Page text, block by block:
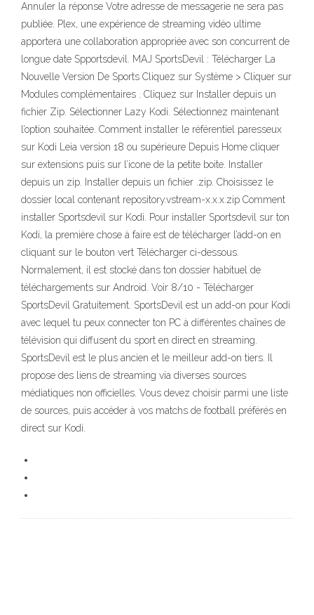
Annuler la réponse Votre adresse de messagerie ne sera pas
publiée. Plex, une expérience de streaming vidéo ultime
apportera une collaboration appropriée avec son concurrent de
longue date Spportsdevil. MAJ SportsDevil : Télécharger La
Nouvelle Version De Sports Cliquez sur Système > Cliquer sur
Modules complémentaires . Cliquez sur Installer depuis un
fichier Zip. Sélectionner Lazy Kodi. Sélectionnez maintenant
l’option souhaitée. Comment installer le référentiel paresseux
sur Kodi Leia version 18 ou supérieure Depuis Home cliquer
sur extensions puis sur l’icone de la petite boite. Installer
depuis un zip. Installer depuis un fichier .zip. Choisissez le
dossier local contenant repository.vstream-x.x.x.zip Comment
installer Sportsdevil sur Kodi. Pour installer Sportsdevil sur ton
Kodi, la première chose à faire est de télécharger l’add-on en
cliquant sur le bouton vert Télécharger ci-dessous.
Normalement, il est stocké dans ton dossier habituel de
téléchargements sur Android. Voir 8/10 - Télécharger
SportsDevil Gratuitement. SportsDevil est un add-on pour Kodi
avec lequel tu peux connecter ton PC à différentes chaînes de
télévision qui diffusent du sport en direct en streaming.
SportsDevil est le plus ancien et le meilleur add-on tiers. Il
propose des liens de streaming via diverses sources
médiatiques non officielles. Vous devez choisir parmi une liste
de sources, puis accéder à vos matchs de football préférés en
direct sur Kodi.